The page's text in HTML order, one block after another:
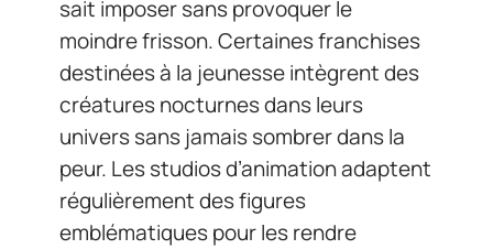
sait imposer sans provoquer le
moindre frisson. Certaines franchises
destinées à la jeunesse intègrent des
créatures nocturnes dans leurs
univers sans jamais sombrer dans la
peur. Les studios d’animation adaptent
régulièrement des figures
emblématiques pour les rendre